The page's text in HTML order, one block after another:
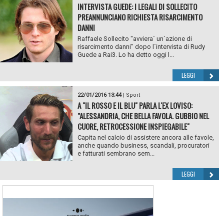
INTERVISTA GUEDE: I LEGALI DI SOLLECITO
PREANNUNCIANO RICHIESTA RISARCIMENTO
DANNI
Raffaele Sollecito "avviera` un`azione di
risarcimento danni" dopo l`intervista di Rudy
Guede a Rai3. Lo ha detto oggi l...
LEGGI
22/01/2016 13:44| Sport
A "IL ROSSO E IL BLU" PARLA L'EX LOVISO:
"ALESSANDRIA, CHE BELLA FAVOLA. GUBBIO NEL
CUORE, RETROCESSIONE INSPIEGABILE"
Capita nel calcio di assistere ancora alle favole,
anche quando business, scandali, procuratori
e fatturati sembrano sem...
LEGGI